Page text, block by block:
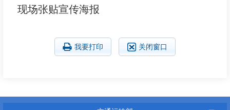
现场张贴宣传海报
我要打印 关闭窗口